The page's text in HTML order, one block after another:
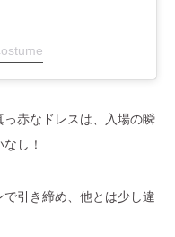
赤なドレスは、入場の瞬
し！
引き締め、他とは少し違